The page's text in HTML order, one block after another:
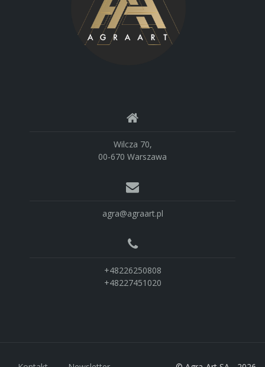
Wilcza 70,
00-670 Warszawa
agra@agraart.pl
+48226250808
+48227451020